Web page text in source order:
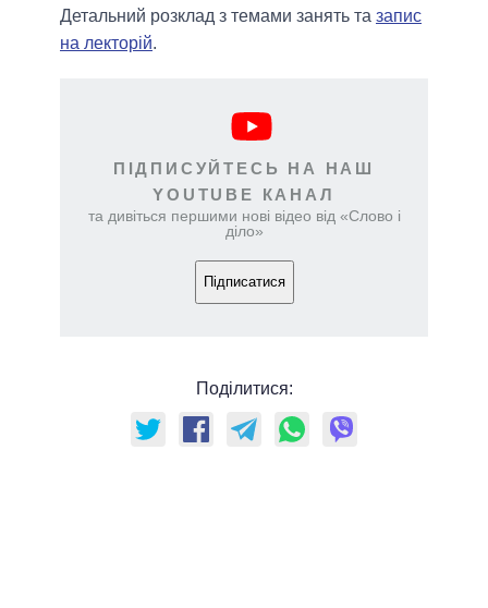
Детальний розклад з темами занять та запис
на лекторій.
ПІДПИСУЙТЕСЬ НА НАШ
YOUTUBE КАНАЛ
та дивіться першими нові відео від «Слово і
діло»
Підписатися
Поділитися: